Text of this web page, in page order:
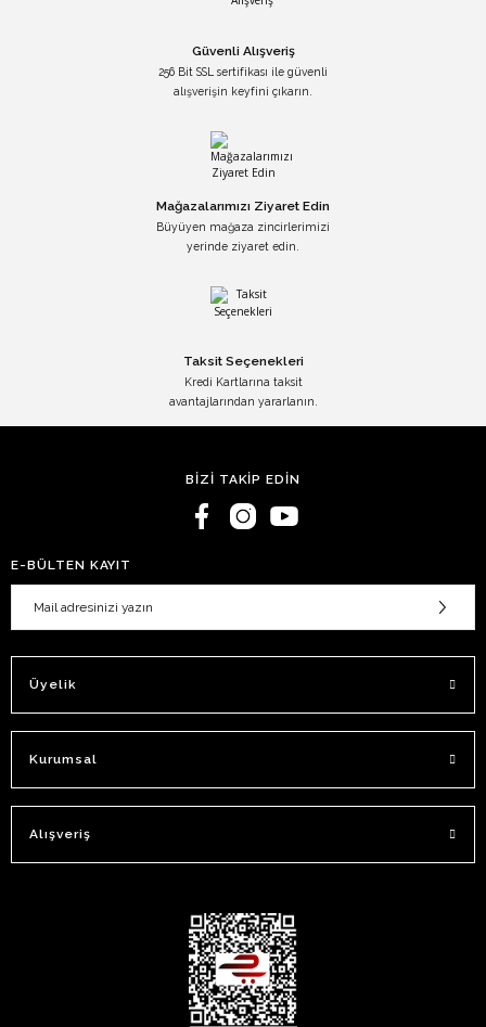
Güvenli Alışveriş
256 Bit SSL sertifikası ile güvenli
alışverişin keyfini çıkarın.
Mağazalarımızı Ziyaret Edin
Büyüyen mağaza zincirlerimizi
yerinde ziyaret edin.
Taksit Seçenekleri
Kredi Kartlarına taksit
avantajlarından yararlanın.
BİZİ TAKİP EDİN
E-BÜLTEN KAYIT
Üyelik
Kurumsal
Alışveriş